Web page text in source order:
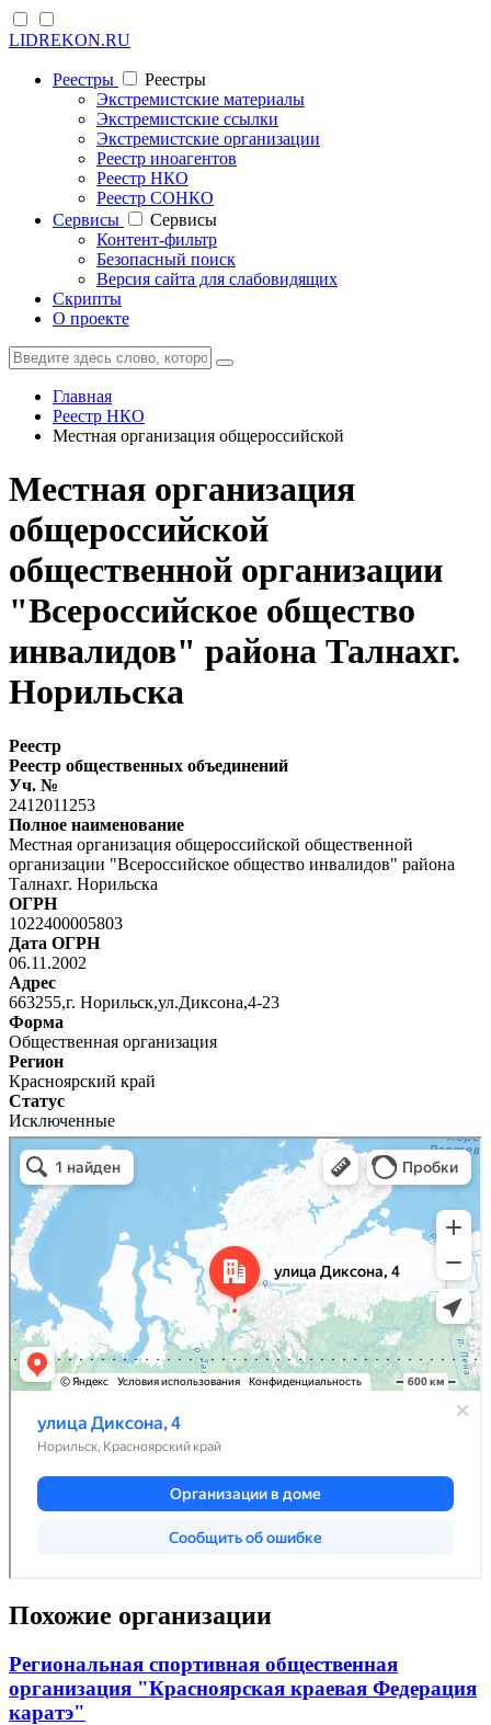
LIDREKON.RU
Реестры
Реестры
Экстремистские материалы
Экстремистские ссылки
Экстремистские организации
Реестр иноагентов
Реестр НКО
Реестр СОНКО
Cервисы
Cервисы
Контент-фильтр
Безопасный поиск
Версия сайта для слабовидящих
Скрипты
О проекте
Главная
Реестр НКО
Местная организация общероссийской
Местная организация
общероссийской
общественной организации
"Всероссийское общество
инвалидов" района Талнахг.
Норильска
Реестр
Реестр общественных объединений
Уч. №
2412011253
Полное наименование
Местная организация общероссийской общественной
организации "Всероссийское общество инвалидов" района
Талнахг. Норильска
ОГРН
1022400005803
Дата ОГРН
06.11.2002
Адрес
663255,г. Норильск,ул.Диксона,4-23
Форма
Общественная организация
Регион
Красноярский край
Статус
Исключенные
Похожие организации
Региональная спортивная общественная
организация "Красноярская краевая Федерация
каратэ"